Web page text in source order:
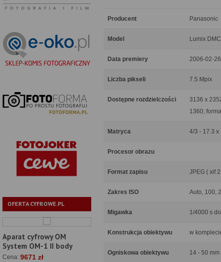
OFERTA CYFROWE.PL
Aparat cyfrowy OM
System OM-1 II body
Cena: 9671 zł
Producent Panasonic
Model Lumix
Data premiery 2006-02-26
Liczba pikseli 7.5 Mpix
Dostępne rozdzielczości
3136 x
1360;
Matryca 4/3 - 17.3 x
Procesor obrazu
Format zapisu JPEG ( xif
Zakres ISO Auto, 100,
Migawka 1/4000 s
Konstrukcja obiektywu w
Ogniskowa obiektywu 14 - 50 mm